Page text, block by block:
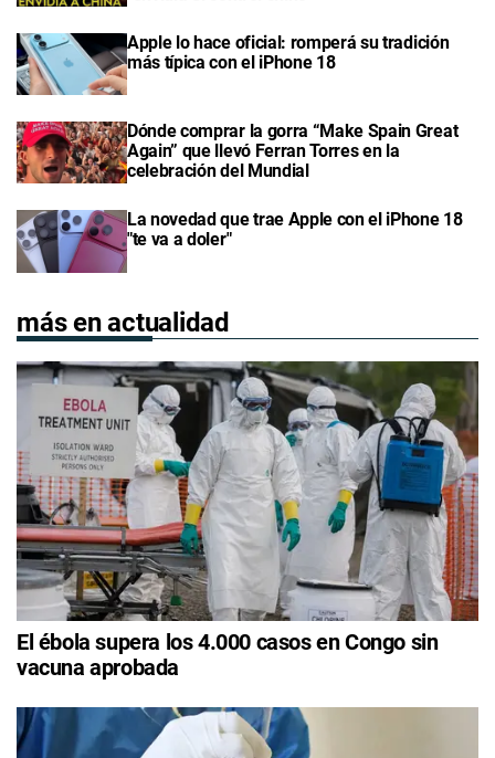
Apple lo hace oficial: romperá su tradición
más típica con el iPhone 18
Dónde comprar la gorra “Make Spain Great
Again” que llevó Ferran Torres en la
celebración del Mundial
La novedad que trae Apple con el iPhone 18
"te va a doler"
más en actualidad
El ébola supera los 4.000 casos en Congo sin
vacuna aprobada